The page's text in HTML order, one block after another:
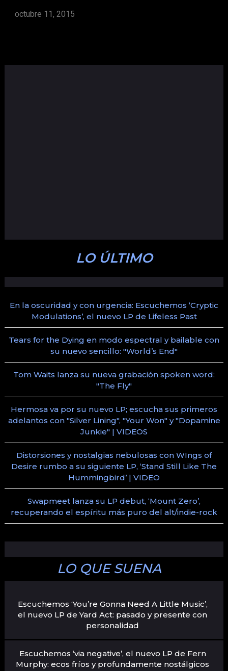
octubre 11, 2015
LO ÚLTIMO
En la oscuridad y con urgencia: Escuchemos ‘Cryptic
Modulations’, el nuevo LP de Lifeless Past
Tears for the Dying en modo espectral y bailable con
su nuevo sencillo: "World’s End"
Tom Waits lanza su nueva grabación spoken word:
"The Fly"
Hermosa va por su nuevo LP; escucha sus primeros
adelantos con "Silver Lining", "Your Won" y "Dopamine
Junkie" | VIDEOS
Distorsiones y nostalgias nebulosas con WIngs of
Desire rumbo a su siguiente LP, ‘Stand Still Like The
Hummingbird’ | VIDEO
Swapmeet lanza su LP debut, ‘Mount Zero’,
recuperando el espíritu más puro del alt/indie-rock
LO QUE SUENA
Escuchemos ‘You’re Gonna Need A Little Music’,
el nuevo LP de Yard Act: pasado y presente con
personalidad
Escuchemos ‘via negative’, el nuevo LP de Fern
Murphy: ecos fríos y profundamente nostálgicos